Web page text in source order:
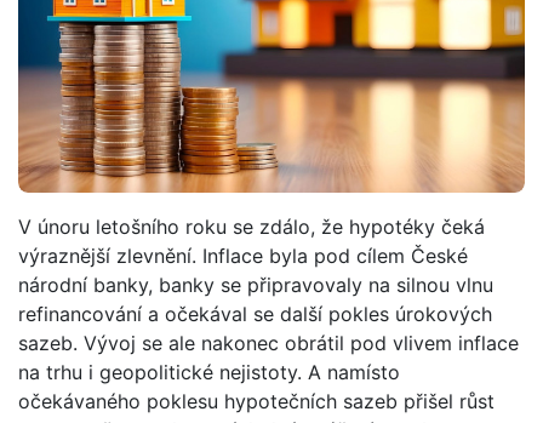
V únoru letošního roku se zdálo, že hypotéky čeká
výraznější zlevnění. Inflace byla pod cílem České
národní banky, banky se připravovaly na silnou vlnu
refinancování a očekával se další pokles úrokových
sazeb. Vývoj se ale nakonec obrátil pod vlivem inflace
na trhu i geopolitické nejistoty. A namísto
očekávaného poklesu hypotečních sazeb přišel růst